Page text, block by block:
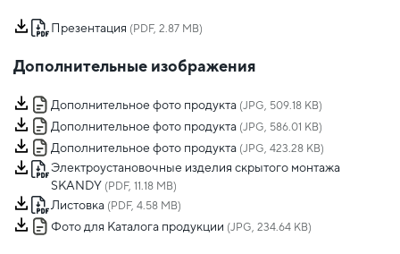
Презентация (PDF, 2.87 MB)
Дополнительные изображения
Дополнительное фото продукта (JPG, 509.18 KB)
Дополнительное фото продукта (JPG, 586.01 KB)
Дополнительное фото продукта (JPG, 423.28 KB)
Электроустановочные изделия скрытого монтажа
SKANDY (PDF, 11.18 MB)
Листовка (PDF, 4.58 MB)
Фото для Каталога продукции (JPG, 234.64 KB)